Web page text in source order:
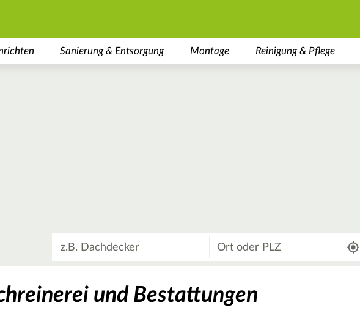
Sanierung & Entsorgung Montage Reinigung & Pflege
und Bestattungen